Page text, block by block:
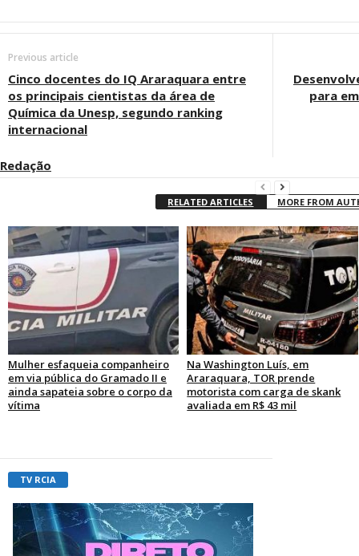
Previous article
Cinco docentes do IQ Araraquara entre
os principais cientistas da área de
Química da Unesp, segundo ranking
internacional
para
Redação
RELATED ARTICLES MORE FROM
Mulher esfaqueia companheiro
em via pública do Gramado II e
ainda sapateia sobre o corpo da
vítima
Na Washington Luís, em
Araraquara, TOR prende
motorista com carga de skank
avaliada em R$ 43 mil
TV RCIA